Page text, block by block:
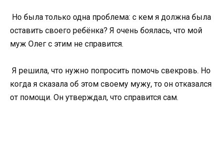
Но была только одна проблема: с кем я должна была
оставить своего ребёнка? Я очень боялась, что мой
муж Олег с этим не справится.
Я решила, что нужно попросить помочь свекровь. Но
когда я сказала об этом своему мужу, то он отказался
от помощи. Он утверждал, что справится сам.